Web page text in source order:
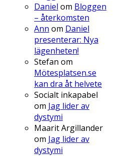
Daniel om Bloggen
– återkomsten
Ann om Daniel
presenterar: Nya
lägenheten!
Stefan om
Mötesplatsen.se
kan dra åt helvete
Socialt inkapabel
om Jag lider av
dystymi
Maarit Argillander
om Jag lider av
dystymi